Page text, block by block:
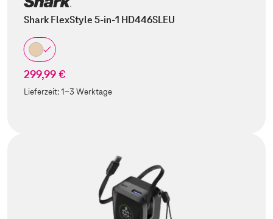
Shark FlexStyle 5-in-1 HD446SLEU
299,99 €
Lieferzeit:1-3 Werktage